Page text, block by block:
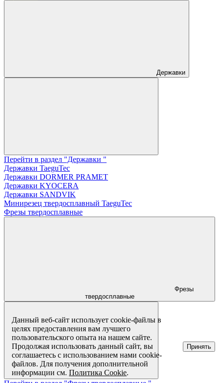
Державки
Перейти в раздел "Державки "
Державки TaeguTec
Державки DORMER PRAMET
Державки KYOCERA
Державки SANDVIK
Минирезец твердосплавный TaeguTec
Фрезы твердосплавные
Фрезы
твердосплавные
Данный веб-сайт использует cookie-файлы в
целях предоставления вам лучшего
пользовательского опыта на нашем сайте.
Продолжая использовать данный сайт, вы
соглашаетесь с использованием нами cookie-
файлов. Для получения дополнительной
информации см.Политика Cookie.
Принять